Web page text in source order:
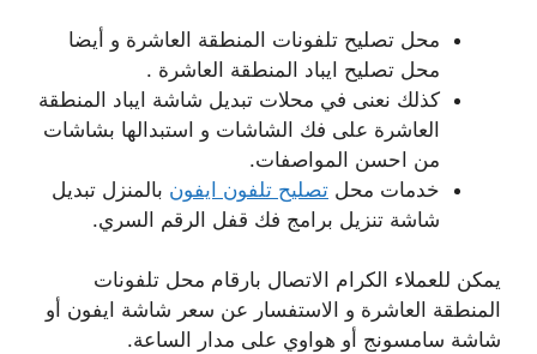
محل تصليح تلفونات المنطقة العاشرة و أيضا
محل تصليح ايباد المنطقة العاشرة .
كذلك نعنى في محلات تبديل شاشة ايباد المنطقة
العاشرة على فك الشاشات و استبدالها بشاشات
من احسن المواصفات.
خدمات محل تصليح تلفون ايفون بالمنزل تبديل
شاشة تنزيل برامج فك قفل الرقم السري.
يمكن للعملاء الكرام الاتصال بارقام محل تلفونات
المنطقة العاشرة و الاستفسار عن سعر شاشة ايفون أو
شاشة سامسونج أو هواوي على مدار الساعة.